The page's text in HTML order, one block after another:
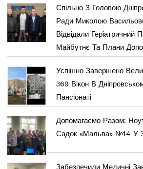
Спільно З Головою
Ради Миколою
Відвідали Геріатричний
Майбутнє Та Плани
Успішно Завершено
369 Вікон В
Пансіонаті
Допомагаємо Разом:
Садок «Мальва» №14 У
Забезпечили Медичні